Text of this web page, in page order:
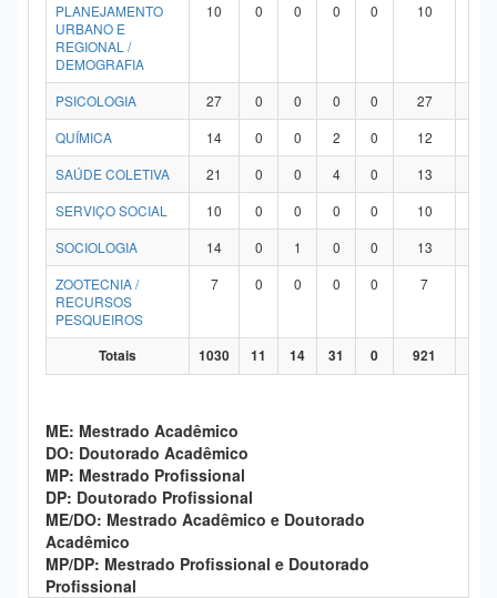
PLANEJAMENTO
URBANO E
REGIONAL /
DEMOGRAFIA
10 0 0 0 0 10
PSICOLOGIA 27 0 0 0 0 27
QUÍMICA
14 0 0 2 0 12
SAÚDE COLETIVA
21 0 0 4 0 13
SERVIÇO SOCIAL
10 0 0 0 0 10
SOCIOLOGIA
14 0 1 0 0 13
ZOOTECNIA /
RECURSOS
PESQUEIROS
7 0 0 0 0 7
Totais 1030 11 14 31 0 921
ME: Mestrado Acadêmico
DO: Doutorado Acadêmico
MP: Mestrado Profissional
DP: Doutorado Profissional
ME/DO: Mestrado Acadêmico e Doutorado
Acadêmico
MP/DP: Mestrado Profissional e Doutorado
Profissional